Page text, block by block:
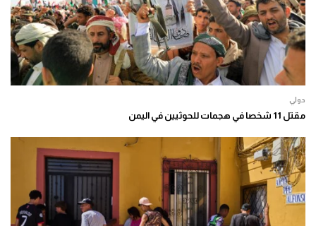
دولي
مقتل 11 شخصا في هجمات للحوثيين في اليمن